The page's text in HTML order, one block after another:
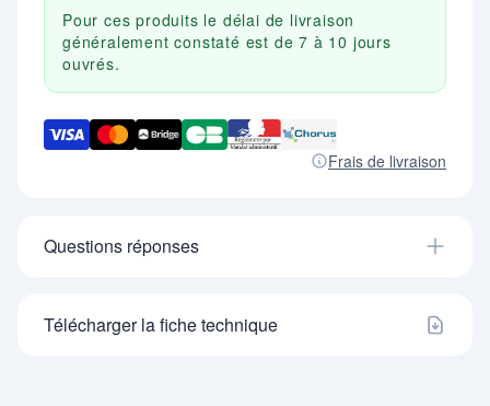
Pour ces produits le délai de livraison
généralement constaté est de 7 à 10 jours
ouvrés.
Frais de livraison
Questions réponses
Télécharger la fiche technique